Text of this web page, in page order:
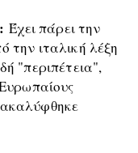
Έχει πάρει την
την ιταλική λέξη
"περιπέτεια",